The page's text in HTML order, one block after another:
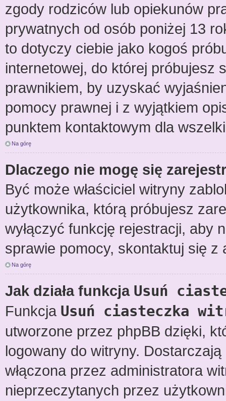
zgody rodziców lub opiekunów
prywatnych od osób poniżej 13
to dotyczy ciebie jako kogoś
internetowej, do której próbujesz
prawnikiem, by uzyskać
pomocy prawnej i z wyjątkiem
punktem kontaktowym dla
Na górę
Dlaczego nie mogę się
Być może właściciel witryny
użytkownika, którą próbujesz
wyłączyć funkcję rejestracji, aby
sprawie pomocy, skontaktuj się z
Na górę
Jak działa funkcja Usuń
Funkcja Usuń ciasteczka
utworzone przez phpBB dzięki,
logowany do witryny.
włączona przez administratora
nieprzeczytanych przez